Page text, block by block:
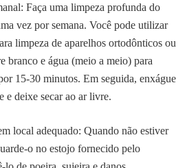
Faça uma limpeza profunda do
vez por semana. Você pode utilizar
limpeza de aparelhos ortodônticos ou
branco e água (meio a meio) para
15-30 minutos. Em seguida, enxágue
e deixe secar ao ar livre.
local adequado: Quando não estiver
o no estojo fornecido pelo